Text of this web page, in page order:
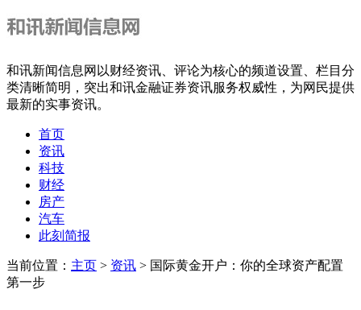
和讯新闻信息网以财经资讯、评论为核心的频道设置、栏目分
类清晰简明，突出和讯金融证券资讯服务权威性，为网民提供
最新的实事资讯。
首页
资讯
科技
财经
房产
汽车
此刻简报
当前位置： 主页 > 资讯 > 国际黄金开户：你的全球资产配置
第一步